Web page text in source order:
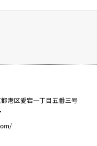
港区愛宕一丁目五番三号